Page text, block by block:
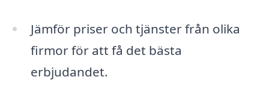
Jämför priser och tjänster från olika
firmor för att få det bästa
erbjudandet.